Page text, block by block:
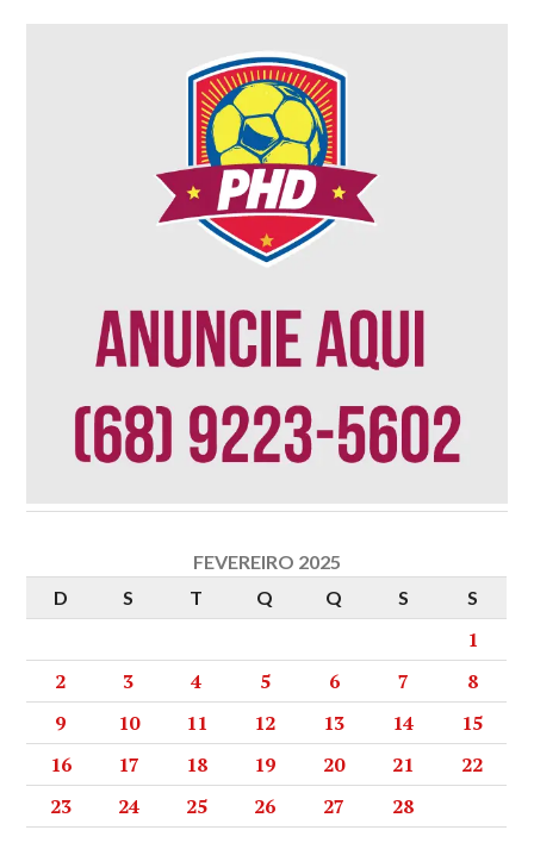
FEVEREIRO 2025
D
S T Q Q S S
1
2
3 4 5 6 7
8
9
10 11 12 13 14
15
16
17 18 19 20 21
22
23
24 25 26 27 28